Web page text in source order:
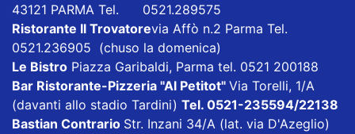
43121 PARMA Tel. 0521.289575
Ristorante Il Trovatorevia Affò n.2 Parma Tel.
0521.236905 (chuso la domenica)
Le Bistro Piazza Garibaldi, Parma tel. 0521 200188
Bar Ristorante-Pizzeria "Al Petitot" Via Torelli, 1/A
(davanti allo stadio Tardini) Tel. 0521-235594/22138
Bastian Contrario Str. Inzani 34/A (lat. via D'Azeglio)